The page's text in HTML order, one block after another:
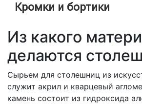
Кромки и бортики
Из какого
делаются
Сырьем для столешниц из
служит акрил и кварцевый
камень состоит из гидроксида